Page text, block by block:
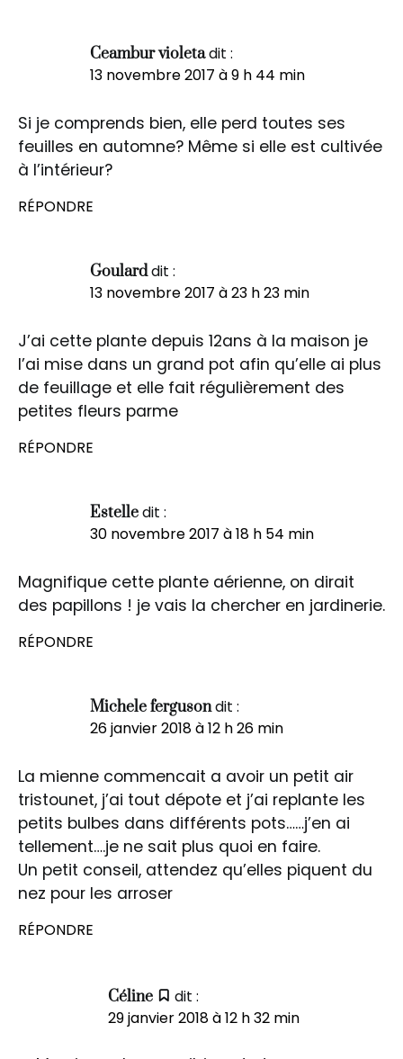
Ceambur violetadit :
13 novembre 2017 à 9 h 44 min
Si je comprends bien, elle perd toutes ses
feuilles en automne? Même si elle est cultivée
à l’intérieur?
RÉPONDRE
Goularddit :
13 novembre 2017 à 23 h 23 min
J’ai cette plante depuis 12ans à la maison je
l’ai mise dans un grand pot afin qu’elle ai plus
de feuillage et elle fait régulièrement des
petites fleurs parme
RÉPONDRE
Estelledit :
30 novembre 2017 à 18 h 54 min
Magnifique cette plante aérienne, on dirait
des papillons ! je vais la chercher en jardinerie.
RÉPONDRE
Michele fergusondit :
26 janvier 2018 à 12 h 26 min
La mienne commencait a avoir un petit air
tristounet, j’ai tout dépote et j’ai replante les
petits bulbes dans différents pots……j’en ai
tellement….je ne sait plus quoi en faire.
Un petit conseil, attendez qu’elles piquent du
nez pour les arroser
RÉPONDRE
Céline
dit :
29 janvier 2018 à 12 h 32 min